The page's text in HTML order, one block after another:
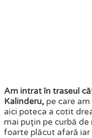
Am intrat în traseul
Kalinderu, pe care
aici poteca a cotit
mai puţin pe curbă
foarte plăcut afară iar